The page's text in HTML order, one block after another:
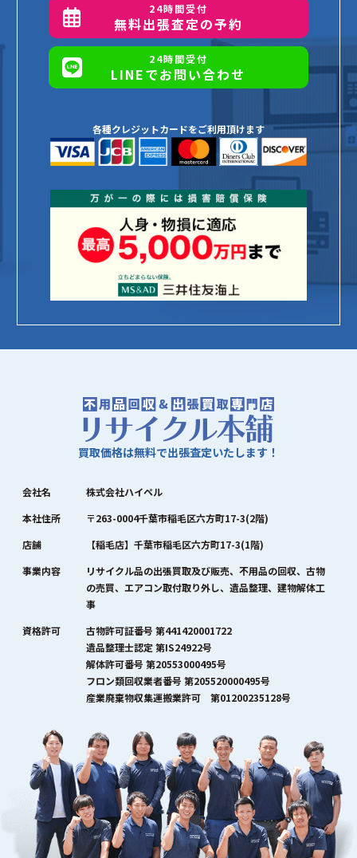
24時間受付
無料出張査定の予約
24時間受付
LINEでお問い合わせ
各種クレジットカードをご利用頂けます
買取価格は無料で出張査定いたします！
会社名
株式会社ハイペル
本社住所
〒263-0004千葉市稲毛区六方町17-3(2階)
店舗
【稲毛店】千葉市稲毛区六方町17-3(1階)
事業内容
リサイクル品の出張買取及び販売、不用品の回収、古物
の売買、エアコン取付取り外し、遺品整理、建物解体工
事
資格許可
古物許可証番号 第441420001722
遺品整理士認定 第IS24922号
解体許可番号 第20553000495号
フロン類回収業者番号 第205520000495号
産業廃棄物収集運搬業許可 第01200235128号